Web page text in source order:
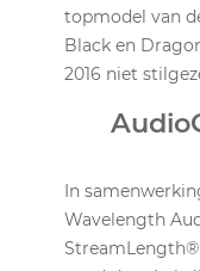
topmodel van
Black en
2016 niet
In
Wavelength